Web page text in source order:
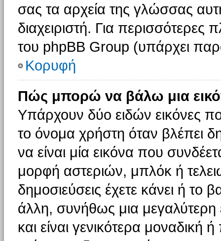
σας τα αρχεία της γλώσσας
διαχειριστή. Για περισσότερες
του phpBB Group (υπάρχει
Κορυφή
Πώς μπορώ να βάλω μια
Υπάρχουν δύο ειδών εικόνες
το όνομα χρήστη όταν βλέπει
να είναι μία εικόνα που
μορφή αστεριών, μπλόκ ή
δημοσιεύσεις έχετε κάνει ή
άλλη, συνήθως μια
και είναι γενικότερα